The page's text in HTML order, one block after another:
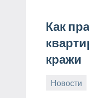
Как
кражи
Новости